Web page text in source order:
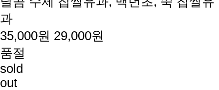
과
35,000원 29,000원
품절
sold
out